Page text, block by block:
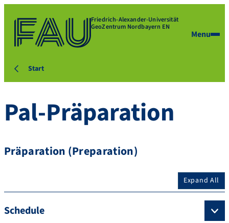
Friedrich-Alexander-Universität
GeoZentrum Nordbayern EN
Menu
Start
Pal-Präparation
Präparation (Preparation)
Expand All
Schedule